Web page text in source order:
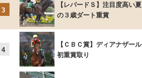
3
【レパードＳ】注目度高い夏
の３歳ダート重賞
4
【ＣＢＣ賞】ディアナザール
初重賞取り